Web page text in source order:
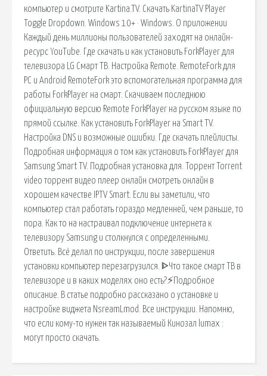
компьютер и смотрите Kartina.TV. Скачать KartinaTV Player
Toggle Dropdown. Windows 10+ · Windows. О приложении
Каждый день миллионы пользователей заходят на онлайн-
ресурс YouTube. Где скачать и как установить ForkPlayer для
телевизора LG Смарт ТВ. Настройка Remote. RemoteFork для
PC и Android RemoteFork это вспомогательная программа для
работы ForkPlayer на смарт. Скачиваем последнюю
официальную версию Remote ForkPlayer на русском языке по
прямой ссылке. Как установить ForkPlayer на Smart TV.
Настройка DNS и возможные ошибки. Где скачать плейлисты.
Подробная информация о том как установить ForkPlayer для
Samsung Smart TV. Подробная установка для. Торрент Torrent
video торрент видео плеер онлайн смотреть онлайн в
хорошем качестве IPTV Smart. Если вы заметили, что
компьютер стал работать гораздо медленней, чем раньше, то
пора. Как то на настраивал подключение интернета к
телевизору Samsung и столкнулся с определенными.
Ответить. Всё делал по инструкции, после завершения
установки компьютер перезагрузился. ᐈЧто такое смарт ТВ в
телевизоре и в каких моделях оно есть?⚡Подробное
описание. В статье подробно рассказано о установке и
настройке виджета NsreamLmod. Все инструкции. Напомню,
что если кому-то нужен так называемый Кинозал lumax :
могут просто скачать.